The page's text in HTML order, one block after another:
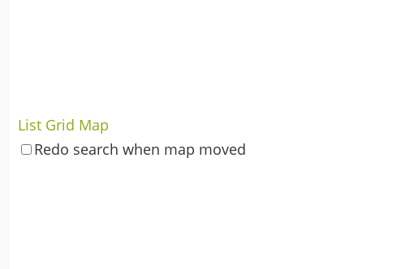
List Grid Map
Redo search when map moved